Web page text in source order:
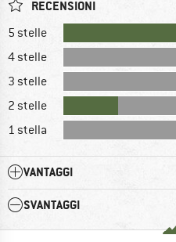
RECENSIONI
5 stelle
4 stelle
3 stelle
2 stelle
1 stella
VANTAGGI
SVANTAGGI